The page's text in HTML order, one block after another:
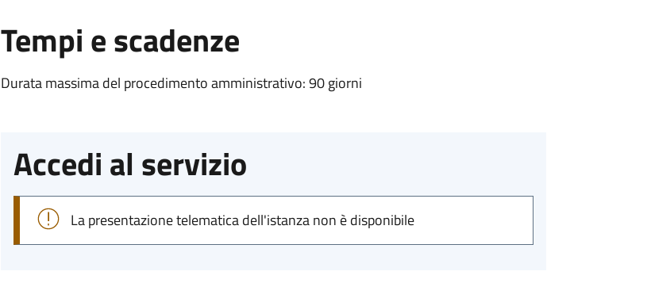
Tempi e scadenze
Durata massima del procedimento amministrativo: 90 giorni
Accedi al servizio
La presentazione telematica dell'istanza non è disponibile